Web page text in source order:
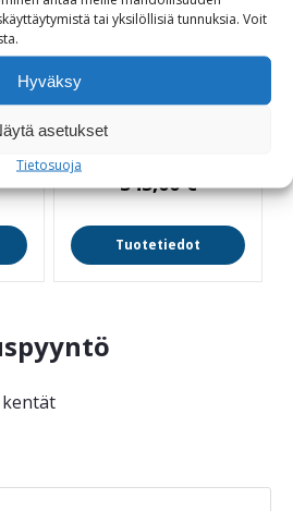
tai yksilöllisiä tunnuksia. Voit
.
Hyväksy
asetukset
Tietosuoja
1
RST-kaaripyöräteline
Leveys 1000 mm
345,00€
Tuotetiedot